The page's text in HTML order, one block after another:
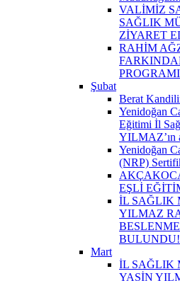
VALİMİZ
SAĞLIK
ZİYARET
RAHİM
PROGRAMI
Şubat
Berat
Yenidoğan
Eğitimi İl
YILMAZ’ın
Yenidoğan
(NRP)
EŞLİ
İL SAĞLIK
YILMAZ
BULUNDU!
Mart
İL SAĞLIK
YASİN